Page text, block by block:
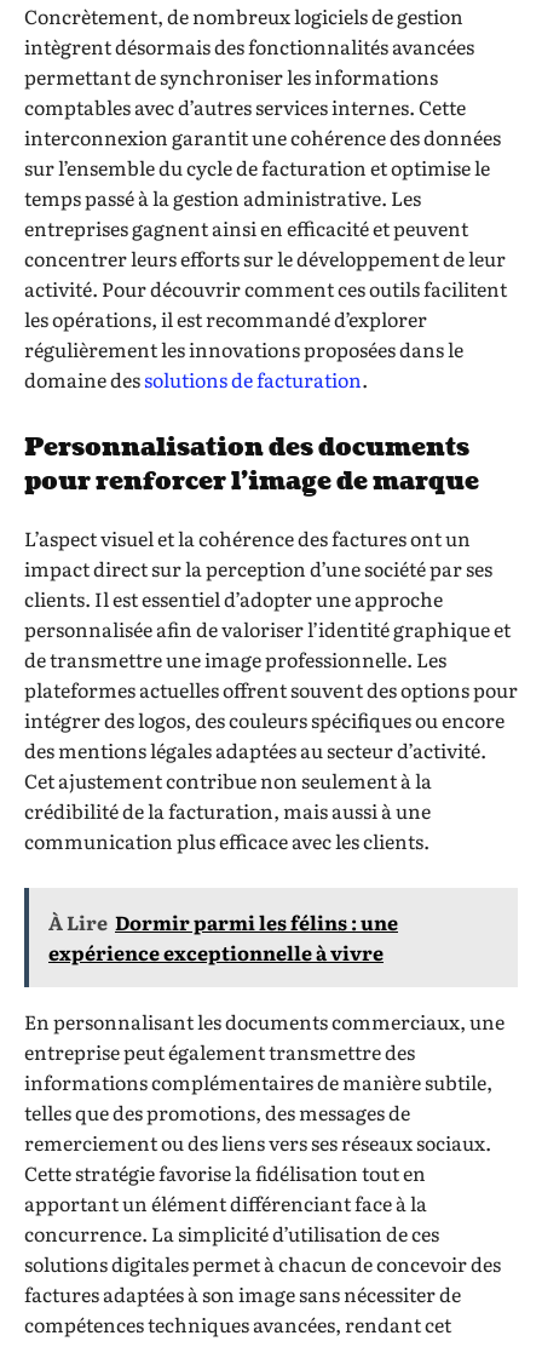
Concrètement, de nombreux logiciels de gestion
intègrent désormais des fonctionnalités avancées
permettant de synchroniser les informations
comptables avec d’autres services internes. Cette
interconnexion garantit une cohérence des données
sur l’ensemble du cycle de facturation et optimise le
temps passé à la gestion administrative. Les
entreprises gagnent ainsi en efficacité et peuvent
concentrer leurs efforts sur le développement de leur
activité. Pour découvrir comment ces outils facilitent
les opérations, il est recommandé d’explorer
régulièrement les innovations proposées dans le
domaine dessolutions de facturation.
Personnalisation des documents
pour renforcer l’image de marque
L’aspect visuel et la cohérence des factures ont un
impact direct sur la perception d’une société par ses
clients. Il est essentiel d’adopter une approche
personnalisée afin de valoriser l’identité graphique et
de transmettre une image professionnelle. Les
plateformes actuelles offrent souvent des options pour
intégrer des logos, des couleurs spécifiques ou encore
des mentions légales adaptées au secteur d’activité.
Cet ajustement contribue non seulement à la
crédibilité de la facturation, mais aussi à une
communication plus efficace avec les clients.
À Lire Dormir parmi les félins : une
expérience exceptionnelle à vivre
En personnalisant les documents commerciaux, une
entreprise peut également transmettre des
informations complémentaires de manière subtile,
telles que des promotions, des messages de
remerciement ou des liens vers ses réseaux sociaux.
Cette stratégie favorise la fidélisation tout en
apportant un élément différenciant face à la
concurrence. La simplicité d’utilisation de ces
solutions digitales permet à chacun de concevoir des
factures adaptées à son image sans nécessiter de
compétences techniques avancées, rendant cet